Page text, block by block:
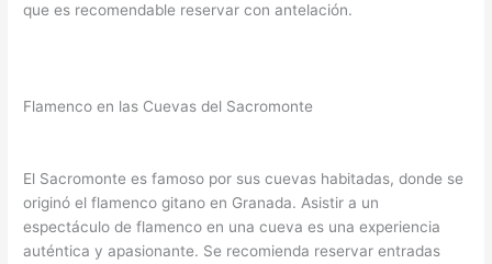
que es recomendable reservar con antelación.
Flamenco en las Cuevas del Sacromonte
El Sacromonte es famoso por sus cuevas habitadas, donde se
originó el flamenco gitano en Granada. Asistir a un
espectáculo de flamenco en una cueva es una experiencia
auténtica y apasionante. Se recomienda reservar entradas